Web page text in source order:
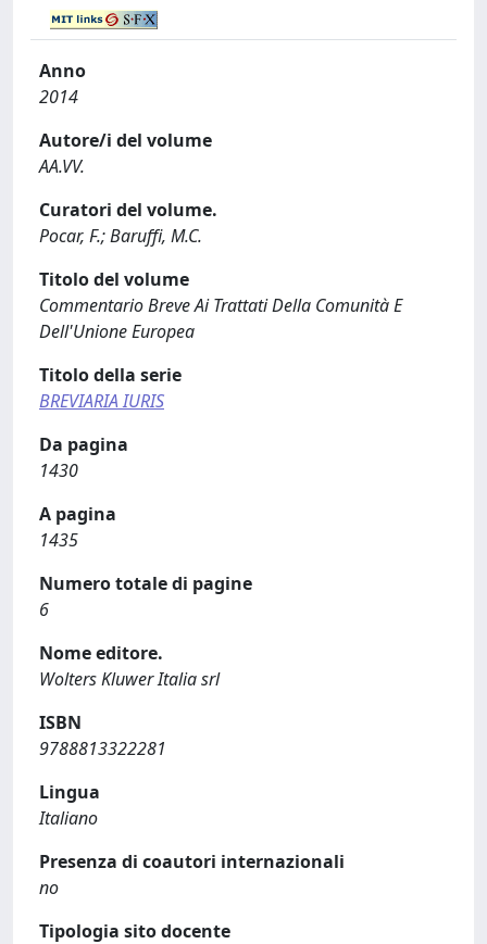
Anno
2014
Autore/i del volume
AA.VV.
Curatori del volume.
Pocar, F.; Baruffi, M.C.
Titolo del volume
Commentario Breve Ai Trattati Della Comunità E
Dell'Unione Europea
Titolo della serie
BREVIARIA IURIS
Da pagina
1430
A pagina
1435
Numero totale di pagine
6
Nome editore.
Wolters Kluwer Italia srl
ISBN
9788813322281
Lingua
Italiano
Presenza di coautori internazionali
no
Tipologia sito docente